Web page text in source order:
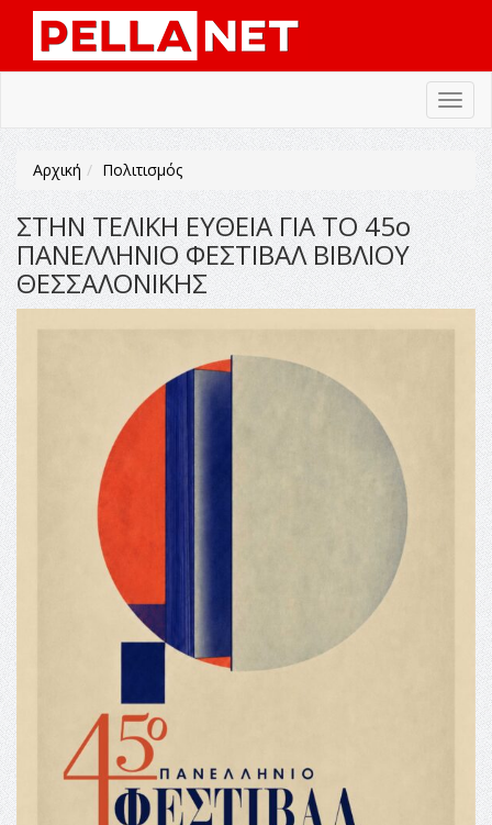
Αρχική Πολιτισμός
ΣΤΗΝ ΤΕΛΙΚΗ ΕΥΘΕΙΑ ΓΙΑ ΤΟ 45ο
ΠΑΝΕΛΛΗΝΙΟ ΦΕΣΤΙΒΑΛ ΒΙΒΛΙΟΥ
ΘΕΣΣΑΛΟΝΙΚΗΣ